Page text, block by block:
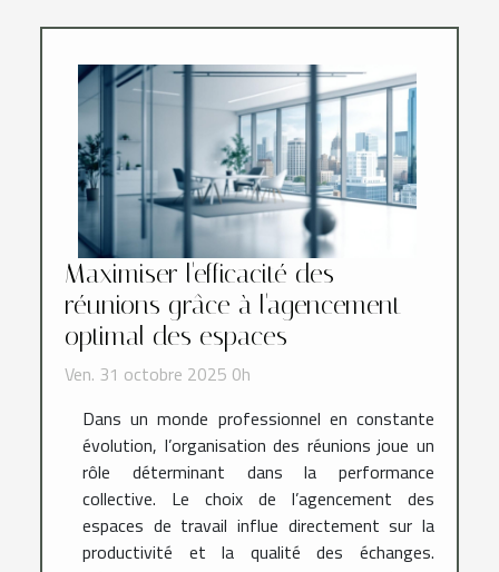
Maximiser l'efficacité des
réunions grâce à l'agencement
optimal des espaces
Ven. 31 octobre 2025 0h
Dans un monde professionnel en constante
évolution, l’organisation des réunions joue un
rôle déterminant dans la performance
collective. Le choix de l’agencement des
espaces de travail influe directement sur la
productivité et la qualité des échanges.